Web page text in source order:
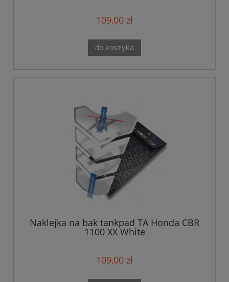
109,00 zł
do koszyka
Naklejka na bak tankpad TA Honda CBR
1100 XX White
109,00 zł